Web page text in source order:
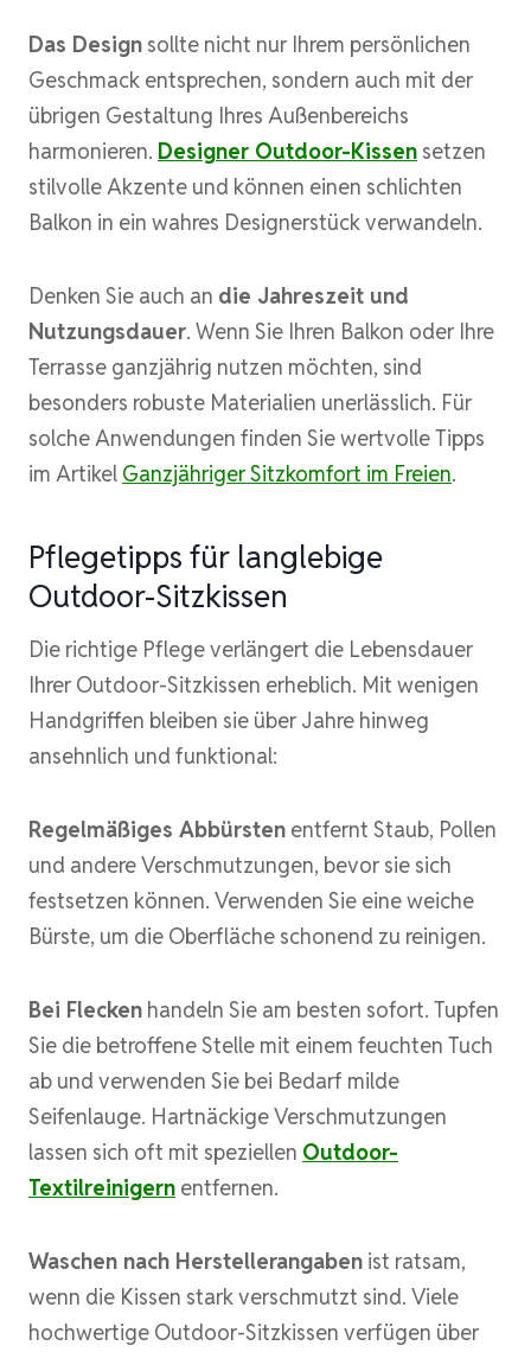
Das Design sollte nicht nur Ihrem persönlichen
Geschmack entsprechen, sondern auch mit der
übrigen Gestaltung Ihres Außenbereichs
harmonieren. Designer Outdoor-Kissen setzen
stilvolle Akzente und können einen schlichten
Balkon in ein wahres Designerstück verwandeln.
Denken Sie auch an die Jahreszeit und
Nutzungsdauer. Wenn Sie Ihren Balkon oder Ihre
Terrasse ganzjährig nutzen möchten, sind
besonders robuste Materialien unerlässlich. Für
solche Anwendungen finden Sie wertvolle Tipps
im Artikel Ganzjähriger Sitzkomfort im Freien.
Pflegetipps für langlebige
Outdoor-Sitzkissen
Die richtige Pflege verlängert die Lebensdauer
Ihrer Outdoor-Sitzkissen erheblich. Mit wenigen
Handgriffen bleiben sie über Jahre hinweg
ansehnlich und funktional:
Regelmäßiges Abbürsten entfernt Staub, Pollen
und andere Verschmutzungen, bevor sie sich
festsetzen können. Verwenden Sie eine weiche
Bürste, um die Oberfläche schonend zu reinigen.
Bei Flecken handeln Sie am besten sofort. Tupfen
Sie die betroffene Stelle mit einem feuchten Tuch
ab und verwenden Sie bei Bedarf milde
Seifenlauge. Hartnäckige Verschmutzungen
lassen sich oft mit speziellen Outdoor-
Textilreinigern entfernen.
Waschen nach Herstellerangaben ist ratsam,
wenn die Kissen stark verschmutzt sind. Viele
hochwertige Outdoor-Sitzkissen verfügen über